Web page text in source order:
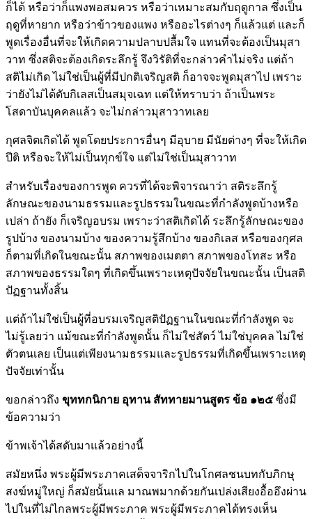
ก็ได้ หรือว่าก็แพงพอสมควร หรือว่าเหมาะสมกับฤดูกาล ซึ่งเป็น
ฤดูที่หายาก หรือว่าข้าวของแพง หรืออะไรต่างๆ ก็แล้วแต่ และก็
พูดเรื่องอื่นที่จะให้เกิดความปลาบปลื้มใจ แทนที่จะต้องเป็นมุสา
วาท ซึ่งสติจะต้องเกิดระลึกรู้ จึงวิรัติที่จะกล่าวคำไม่จริง แต่ถ้า
สติไม่เกิด ไม่ใช่เป็นผู้ที่มีปกติเจริญสติ ก็อาจจะพูดมุสาไป เพราะ
ว่ายังไม่ได้ดับกิเลสเป็นสมุจเฉท แต่ให้ทราบว่า ถ้าเป็นพระ
โสดาบันบุคคลแล้ว จะไม่กล่าวมุสาวาทเลย
กุศลจิตเกิดได้ พูดโดยประการอื่นๆ มีอุบาย มีนัยต่างๆ ที่จะให้เกิด
ปีติ หรือจะให้ไม่เป็นทุกข์ใจ แต่ไม่ใช่เป็นมุสาวาท
สำหรับเรื่องของการพูด ควรที่ได้จะพิจารณาว่า สติระลึกรู้
ลักษณะของนามธรรมและรูปธรรมในขณะที่กำลังพูดบ้างหรือ
เปล่า ถ้ายัง ก็เจริญอบรม เพราะว่าสติเกิดได้ ระลึกรู้ลักษณะของ
รูปบ้าง ของนามบ้าง ของความรู้สึกบ้าง ของกิเลส หรือของกุศล
ก็ตามที่เกิดในขณะนั้น สภาพของเมตตา สภาพของโทสะ หรือ
สภาพของธรรมใดๆ ที่เกิดขึ้นเพราะเหตุปัจจัยในขณะนั้น เป็นสติ
ปัฏฐานทั้งสิ้น
แต่ถ้าไม่ใช่เป็นผู้ที่อบรมเจริญสติปัฏฐานในขณะที่กำลังพูด จะ
ไม่รู้เลยว่า แม้ขณะที่กำลังพูดนั้น ก็ไม่ใช่สัตว์ ไม่ใช่บุคคล ไม่ใช่
ตัวตนเลย เป็นแต่เพียงนามธรรมและรูปธรรมที่เกิดขึ้นเพราะเหตุ
ปัจจัยเท่านั้น
ขอกล่าวถึง ขุททกนิกาย อุทาน สัททายมานสูตร ข้อ ๑๒๕ ซึ่งมี
ข้อความว่า
ข้าพเจ้าได้สดับมาแล้วอย่างนี้
สมัยหนึ่ง พระผู้มีพระภาคเสด็จจาริกไปในโกศลชนบทกับภิกษุ
สงฆ์หมู่ใหญ่ ก็สมัยนั้นแล มาณพมากด้วยกันเปล่งเสียงอื้ออึงผ่าน
ไปในที่ไม่ไกลพระผู้มีพระภาค พระผู้มีพระภาคได้ทรงเห็น